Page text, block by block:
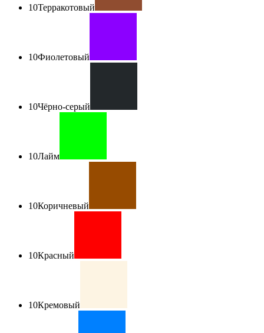
10Терракотовый
10Фиолетовый
10Чёрно-серый
10Лайм
10Коричневый
10Красный
10Кремовый